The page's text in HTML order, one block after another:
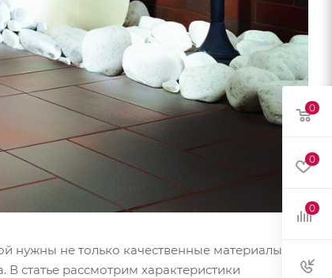
нужны не только качественные материалы.
статье рассмотрим характеристики
0
0
0